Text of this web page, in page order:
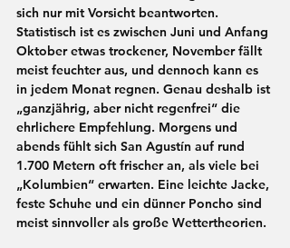
sich nur mit Vorsicht beantworten.
Statistisch ist es zwischen Juni und Anfang
Oktober etwas trockener, November fällt
meist feuchter aus, und dennoch kann es
in jedem Monat regnen. Genau deshalb ist
„ganzjährig, aber nicht regenfrei“ die
ehrlichere Empfehlung. Morgens und
abends fühlt sich San Agustín auf rund
1.700 Metern oft frischer an, als viele bei
„Kolumbien“ erwarten. Eine leichte Jacke,
feste Schuhe und ein dünner Poncho sind
meist sinnvoller als große Wettertheorien.